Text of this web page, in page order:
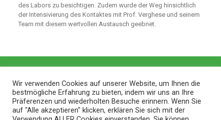
des Labors zu besichtigen. Zudem wurde der Weg hinsichtlich
der Intensivierung des Kontaktes mit Prof. Verghese und seinem
Team mit diesem wertvollen Austausch geebnet.
Wir verwenden Cookies auf unserer Website, um Ihnen die
bestmögliche Erfahrung zu bieten, indem wir uns an Ihre
Präferenzen und wiederholten Besuche erinnern. Wenn Sie
auf "Alle akzeptieren" klicken, erklären Sie sich mit der